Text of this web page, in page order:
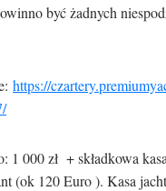
być żadnych
https://
1 000 zł + składkowa
(ok 120 Euro ). Kasa